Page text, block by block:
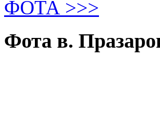
ФОТА >>>
Фота в.